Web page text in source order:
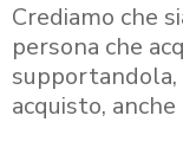
Crediamo che
persona che
acquisto,